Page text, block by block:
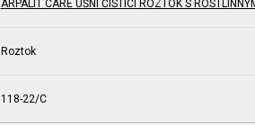
ARPALIT CARE UŠNÍ ČISTICÍ ROZTOK S
Roztok
118-22/C